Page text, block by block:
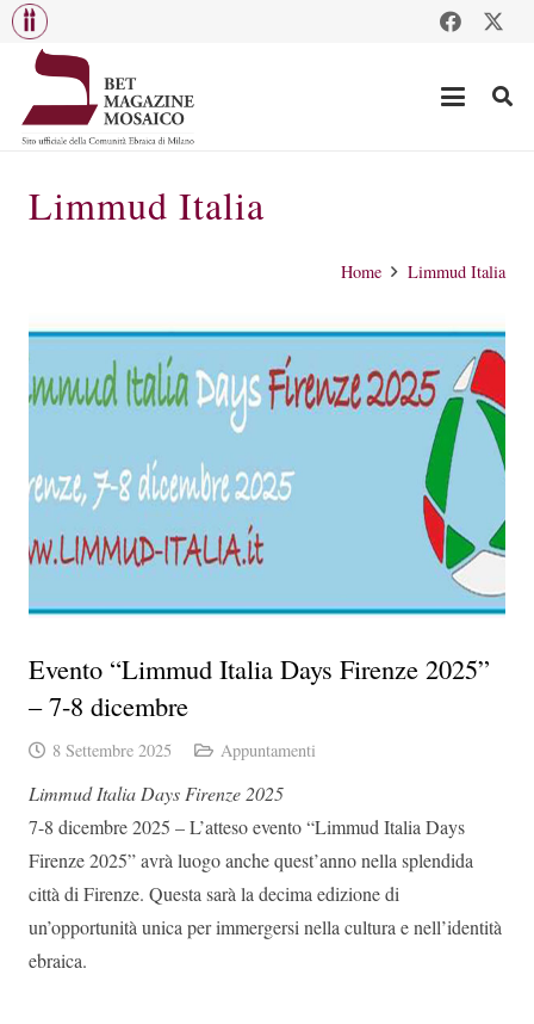
Limmud Italia
Home Limmud Italia
Evento “Limmud Italia Days Firenze 2025”
– 7-8 dicembre
8 Settembre 2025 Appuntamenti
Limmud Italia Days Firenze 2025
7-8 dicembre 2025 – L’atteso evento “Limmud Italia Days
Firenze 2025” avrà luogo anche quest’anno nella splendida
città di Firenze. Questa sarà la decima edizione di
un’opportunità unica per immergersi nella cultura e nell’identità
ebraica.